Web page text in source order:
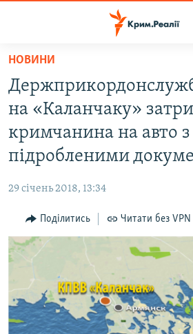
Перейти
основного
матеріалу
до
основної
Перейти
пошуку
ВОДА.КРИМ
ПОЛІТИКА
ІНТЕРВ'Ю
ВСЕ ЗА ДЕНЬ
ДЕПОРТАЦІЯ
ВІДЕОУРОКИ «ELIFBE»
ЯК ОБІЙТИ БЛОКУВАННЯ
НОВИНИ
на «Каланчаку»
кримчанина на авто з
підробленими
29 січень 2018, 13:34
Поділитись Читати без VPN